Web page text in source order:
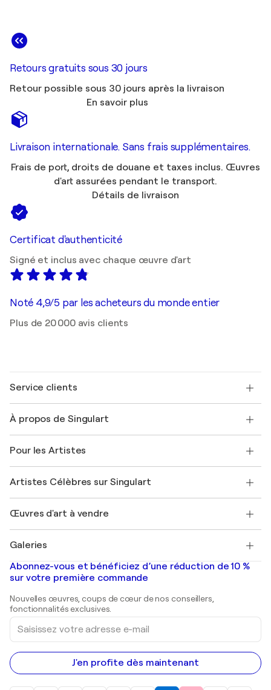
Retours gratuits sous 30 jours
Retour possible sous 30 jours après la livraison
En savoir plus
Livraison internationale. Sans frais supplémentaires.
Frais de port, droits de douane et taxes inclus. Œuvres
d'art assurées pendant le transport.
Détails de livraison
Certificat d'authenticité
Signé et inclus avec chaque œuvre d'art
Noté 4,9/5 par les acheteurs du monde entier
Plus de 20 000 avis clients
Service clients
Expédition
Offrir une carte cadeau
Rejoignez notre programme commercial
Mon compte
+33 1 76 44 06 42
À propos de Singulart
FAQ
Magazine Singulart
Emplois
Découvrez une sélection d'art original
Pour les Artistes
Se connecter en tant qu'Artiste
Artistes Célèbres sur Singulart
Marc Chagall
Banksy
Mr. Brainwash
Shepard Fairey
Œuvres d'art à vendre
Tableaux abstraits à vendre
Peintures de paysage
Estampes
Peintures acryliques
Galeries
Galeries d'art en France
Galeries d'art en Belgique
Abonnez-vous et bénéficiez d’une réduction de 10 %
sur votre première commande
Nouvelles œuvres, coups de cœur de nos conseillers,
fonctionnalités exclusives.
Saisissez
votre
adresse
e-
mail
J'en profite dès maintenant